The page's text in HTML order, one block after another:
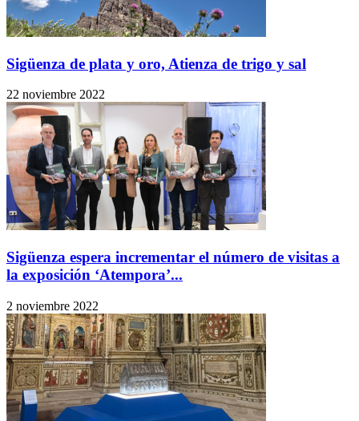
Sigüenza de plata y oro, Atienza de trigo y sal
22 noviembre 2022
Sigüenza espera incrementar el número de visitas a
la exposición ‘Atempora’...
2 noviembre 2022